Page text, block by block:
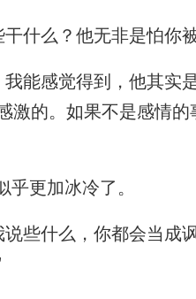
什么？他无非是怕你
能感觉得到，他其实
激的。如果不是感情
更加冰冷了。
些什么，你都会当成